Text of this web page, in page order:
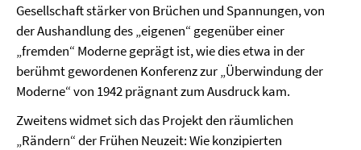
Gesellschaft stärker von Brüchen und Spannungen, von
der Aushandlung des „eigenen“ gegenüber einer
„fremden“ Moderne geprägt ist, wie dies etwa in der
berühmt gewordenen Konferenz zur „Überwindung der
Moderne“ von 1942 prägnant zum Ausdruck kam.
Zweitens widmet sich das Projekt den räumlichen
„Rändern“ der Frühen Neuzeit: Wie konzipierten